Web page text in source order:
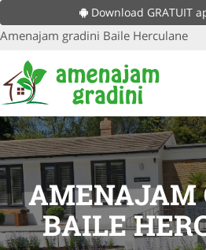
Download GRATUIT
Amenajam gradini Baile Herculane
AMENAJAM
BAILE